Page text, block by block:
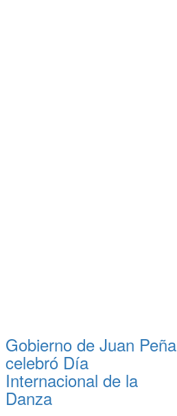
Gobierno de Juan Peña
celebró Día
Internacional de la
Danza